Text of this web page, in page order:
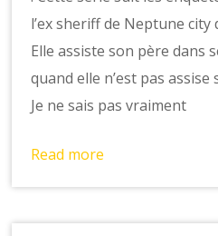
l’ex sheriff de Neptune
Elle assiste son père dans
quand elle n’est pas assise
Je ne sais pas vraiment
Read more